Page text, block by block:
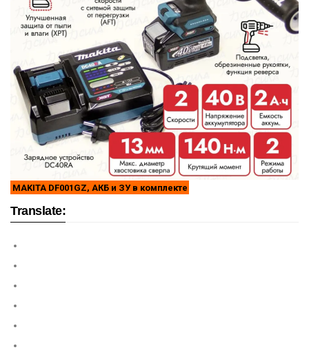
MAKITA DF001GZ, АКБ и ЗУ в комплекте
Translate: